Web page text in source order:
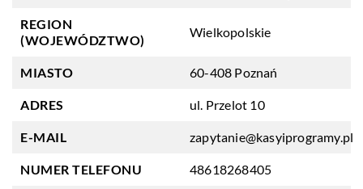
REGION
(WOJEWÓDZTWO)
Wielkopolskie
MIASTO 60-408 Poznań
ADRES ul. Przelot 10
E-MAIL zapytanie@kasyiprogramy.pl
NUMER TELEFONU 48618268405